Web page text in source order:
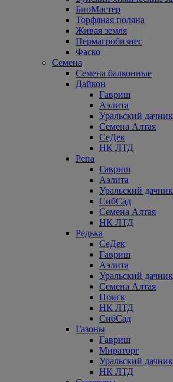
БиоМастер
Торфяная поляна
Живая земля
Пермагробизнес
Фаско
Семена
Семена балконные
Дайкон
Гавриш
Аэлита
Уральский дачник
Семена Алтая
СеДек
НК ЛТД
Репа
Гавриш
Аэлита
Уральский дачник
СибСад
Семена Алтая
НК ЛТД
Редька
СеДек
Гавриш
Аэлита
Уральский дачник
Семена Алтая
Поиск
НК ЛТД
СибСад
Газоны
Гавриш
Мираторг
Уральский дачник
НК ЛТД